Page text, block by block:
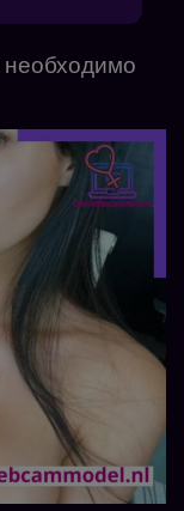
необходимо